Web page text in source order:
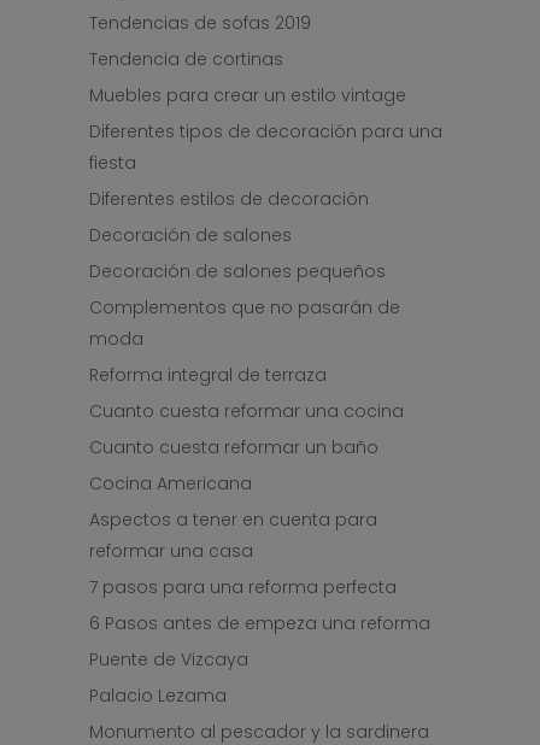
Tendencias de sofas 2019
Tendencia de cortinas
Muebles para crear un estilo vintage
Diferentes tipos de decoración para una
fiesta
Diferentes estilos de decoración
Decoración de salones
Decoración de salones pequeños
Complementos que no pasarán de
moda
Reforma integral de terraza
Cuanto cuesta reformar una cocina
Cuanto cuesta reformar un baño
Cocina Americana
Aspectos a tener en cuenta para
reformar una casa
7 pasos para una reforma perfecta
6 Pasos antes de empeza una reforma
Puente de Vizcaya
Palacio Lezama
Monumento al pescador y la sardinera